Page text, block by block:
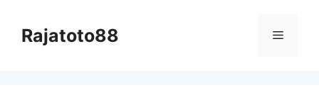
Rajatoto88 Menu